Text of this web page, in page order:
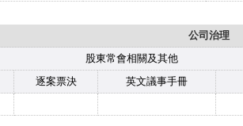
公司治理
股東常會相關及其他
逐案票決 英文議事手冊